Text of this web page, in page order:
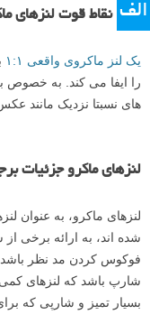
الف نقاط قوت لنزهای
یک لنز ماکروی واقعی ۱:۱
را ایفا می کند. به خصوص
های نسبتا نزدیک مانند
لنزهای ماکرو جزئیات
لنزهای ماکرو، به عنوان
شده اند، به ارائه برخی
فوکوس کردن مد نظر
شارپ باشد که لنزهای کمی
بسیار تمیز و شارپی که